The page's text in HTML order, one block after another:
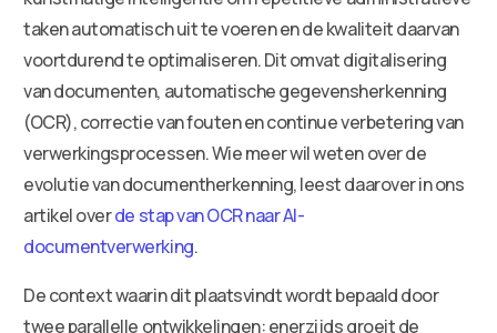
taken automatisch uit te voeren en de kwaliteit daarvan
voortdurend te optimaliseren. Dit omvat digitalisering
van documenten, automatische gegevensherkenning
(OCR), correctie van fouten en continue verbetering van
verwerkingsprocessen. Wie meer wil weten over de
evolutie van documentherkenning, leest daarover in ons
artikel overde stap van OCR naar AI-
documentverwerking.
De context waarin dit plaatsvindt wordt bepaald door
twee parallelle ontwikkelingen: enerzijds groeit de